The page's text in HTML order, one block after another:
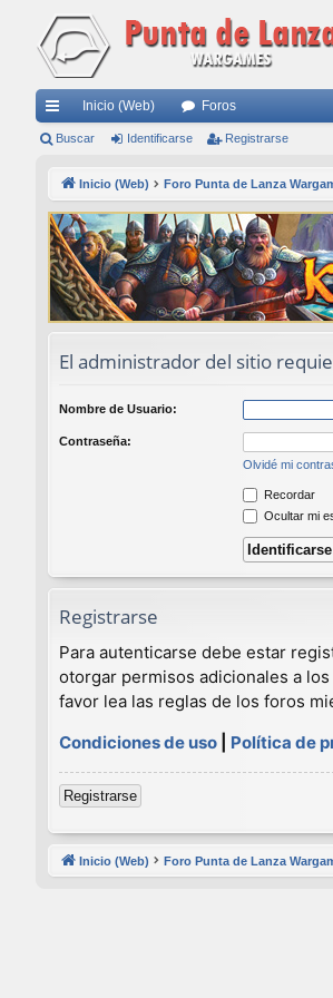
nl
rá
pi
do
Inicio (Web) Foros
Buscar Identificarse Registrarse
Inicio (Web) Foro Punta de Lanza
El administrador del sitio
Nombre de Usuario:
Contraseña:
Olvidé mi
Recordar
Ocultar mi
Registrarse
Para autenticarse debe estar
otorgar permisos adicionales a
favor lea las reglas de los foros
Condiciones de uso
Política de
Registrarse
Inicio (Web) Foro Punta de Lanza